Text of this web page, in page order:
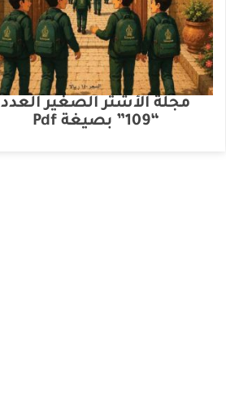
مجلة الأشتر الصغير العدد
“109” بصيغة Pdf